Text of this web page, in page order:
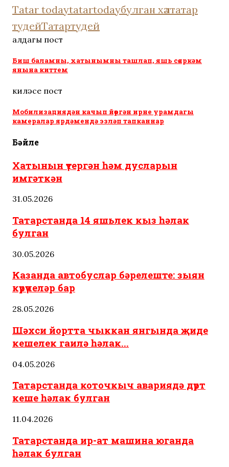
Tatar todaytatartodayбулган хәлтатар
тудейТатартудей
алдагы пост
Биш баламны, хатынымны ташлап, яшь сөяркәм
янына киттем
киләсе пост
Мобилизациядән качып йөргән ирне урамдагы
камералар ярдәмендә эзләп тапканнар
Бәйле
Хатынын үтергән һәм дусларын
имгәткән
31.05.2026
Татарстанда 14 яшьлек кыз һәлак
булган
30.05.2026
Казанда автобуслар бәрелеште: зыян
күрүчеләр бар
28.05.2026
Шәхси йортта чыккан янгында җиде
кешелек гаилә һәлак...
04.05.2026
Татарстанда коточкыч авариядә дүрт
кеше һәлак булган
11.04.2026
Татарстанда ир-ат машина юганда
һәлак булган